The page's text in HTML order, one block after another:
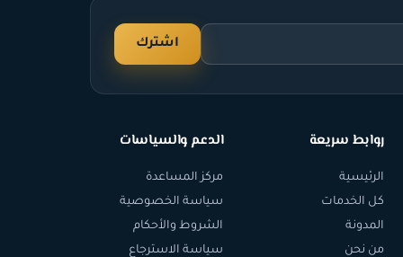
اشترك
روابط سريعة
الرئيسية
كل الخدمات
المدونة
من نحن
الدعم والسياسات
مركز المساعدة
سياسة الخصوصية
الشروط والأحكام
سياسة الاسترجاع